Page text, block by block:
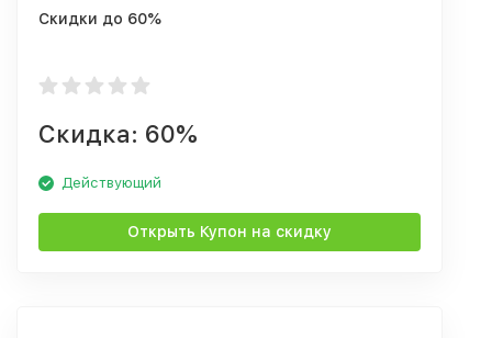
Скидки до 60%
Скидка: 60%
Действующий
Открыть Купон на скидку